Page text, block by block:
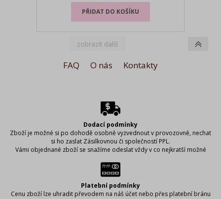
FAQ O nás Kontakty
Dodací podmínky
Zboží je možné si po dohodě osobně vyzvednout v provozovně, nechat
si ho zaslat Zásilkovnou či společností PPL.
Vámi objednané zboží se snažíme odeslat vždy v co nejkratší možné
abyste při vyplňování dodacích údajů řádně vyplnili požadované
informace. (Může se stát, že napíšete špatně adresu či uděláte chybu ve
svém příjmení a zboží nelze doručit.) Proto si, prosím, vyplněné údaje
vždy zkontrolujte, aby se předešlo případnému zbytečnému zdržení či
Platební podmínky
Cenu zboží lze uhradit převodem na náš účet nebo přes platební bránu